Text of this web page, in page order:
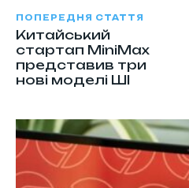
ПОПЕРЕДНЯ СТАТТЯ
Китайський
стартап MiniMax
представив три
нові моделі ШІ